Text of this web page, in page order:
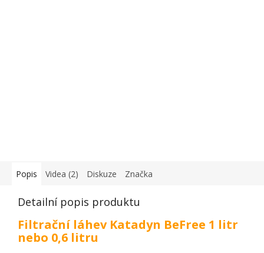
Popis Videa (2) Diskuze Značka
Detailní popis produktu
Filtrační láhev Katadyn BeFree 1 litr
nebo 0,6 litru